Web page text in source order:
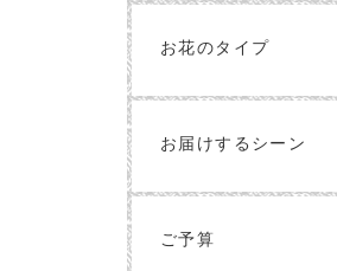
お花のタイプ
お届けするシーン
ご予算